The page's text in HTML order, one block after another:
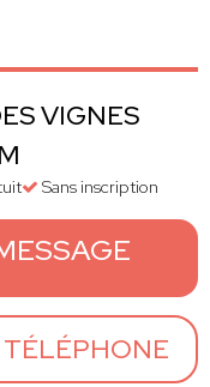
VIGNES
Sans inscription
TÉLÉPHONE